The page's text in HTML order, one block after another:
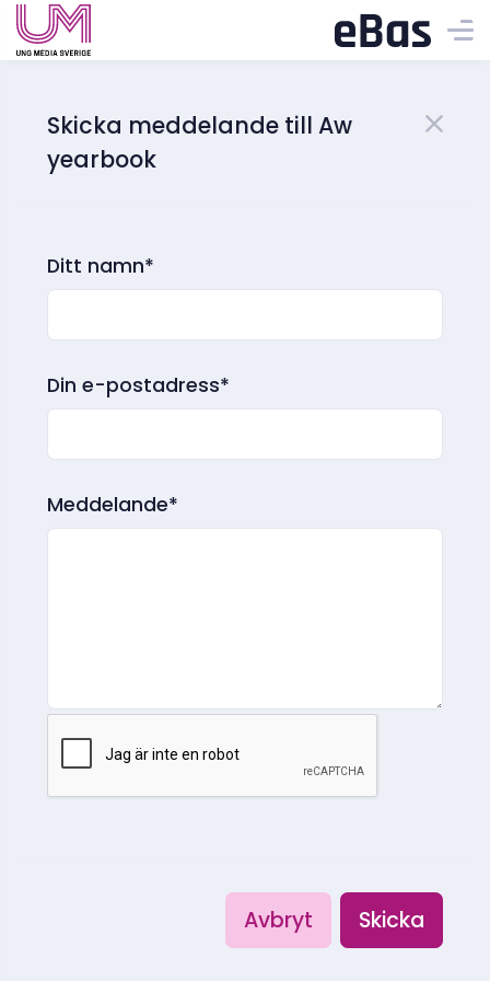
Skicka meddelande till Aw
yearbook
Ditt namn*
Din e-postadress*
Meddelande*
Avbryt